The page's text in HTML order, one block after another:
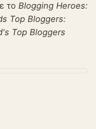
το Blogging Heroes:
Top Bloggers:
Top Bloggers